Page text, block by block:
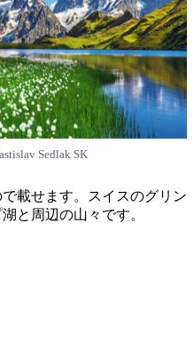
Sedlak SK
載せます。スイスのグリン
と周辺の山々です。